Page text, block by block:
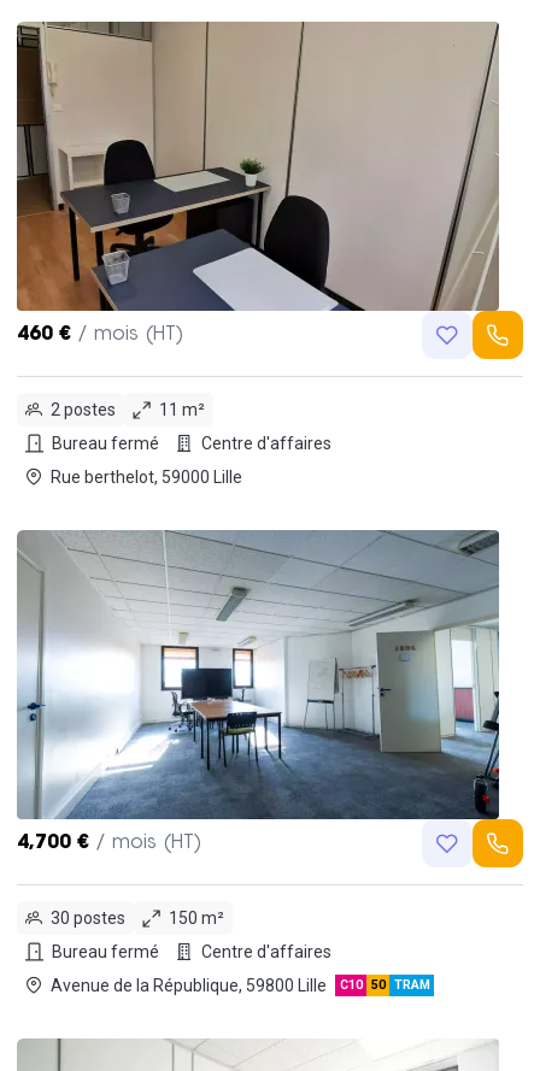
460 € / mois (HT)
2 postes
11 m²
Bureau fermé
Centre d'affaires
Rue berthelot, 59000 Lille
4,700 € / mois (HT)
30 postes
150 m²
Bureau fermé
Centre d'affaires
Avenue de la République, 59800 Lille
C10 50 TRAM